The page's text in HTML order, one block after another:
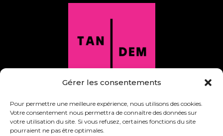
Gérer les consentements
Pour permettre une meilleure expérience, nous utilisons des cookies.
Votre consentement nous permettra de connaître des données sur
votre utilisation du site. Si vous refusez, certaines fonctions du site
pourraient ne pas être optimales.
1 866 860-5310
info@theatretandem.com